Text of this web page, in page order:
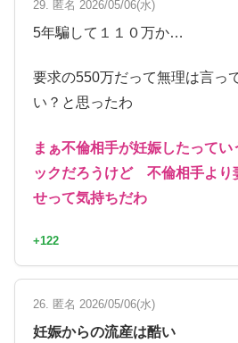
29. 匿名 2026/05/06(水)
5年騙して１１０万か…
要求の550万だって無理は言っ
い？と思ったわ
まぁ不倫相手が妊娠したってい
ックだろうけど 不倫相手より
せって気持ちだわ
+122
26. 匿名 2026/05/06(水)
妊娠からの流産は酷い